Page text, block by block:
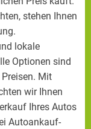
stehen Ihnen
lokale
Optionen sind
Mit
wir Ihnen
Ihres Autos
Autoankauf-